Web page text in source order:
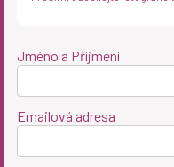
Jméno a Příjmení
Emailová adresa